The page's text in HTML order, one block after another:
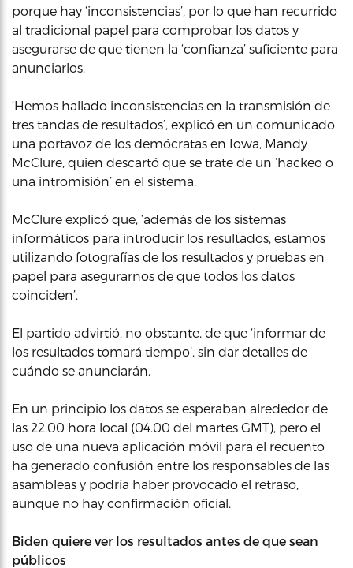
porque hay ‘inconsistencias’, por lo que han recurrido
al tradicional papel para comprobar los datos y
asegurarse de que tienen la ‘confianza’ suficiente para
anunciarlos.
‘Hemos hallado inconsistencias en la transmisión de
tres tandas de resultados’, explicó en un comunicado
una portavoz de los demócratas en Iowa, Mandy
McClure, quien descartó que se trate de un ‘hackeo o
una intromisión’ en el sistema.
McClure explicó que, ‘además de los sistemas
informáticos para introducir los resultados, estamos
utilizando fotografías de los resultados y pruebas en
papel para asegurarnos de que todos los datos
coinciden’.
El partido advirtió, no obstante, de que ‘informar de
los resultados tomará tiempo’, sin dar detalles de
cuándo se anunciarán.
En un principio los datos se esperaban alrededor de
las 22.00 hora local (04.00 del martes GMT), pero el
uso de una nueva aplicación móvil para el recuento
ha generado confusión entre los responsables de las
asambleas y podría haber provocado el retraso,
aunque no hay confirmación oficial.
Biden quiere ver los resultados antes de que sean
públicos